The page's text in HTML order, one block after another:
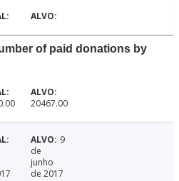
of paid donations by
20467.00
9
de
junho
de 2017